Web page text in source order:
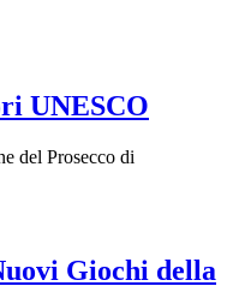
UNESCO
del Prosecco di
Giochi della